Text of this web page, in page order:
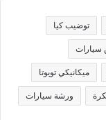
توضيب كيا
ميكانيكي تويوتا
ورشة سيارات